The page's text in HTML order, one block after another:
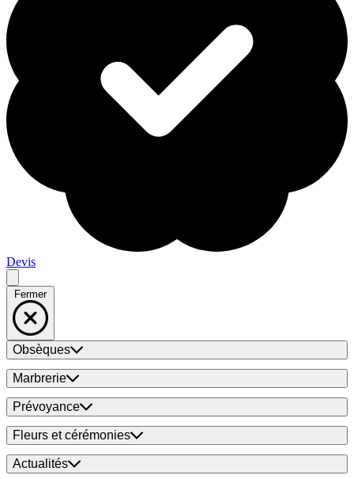
Devis
Fermer
Obsèques
Marbrerie
Prévoyance
Fleurs et cérémonies
Actualités